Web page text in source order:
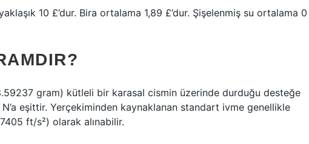
10 £’dur. Bira ortalama 1,89 £’dur. Şişelenmiş su ortalama 0
gram) kütleli bir karasal cismin üzerinde durduğu desteğe
eşittir. Yerçekiminden kaynaklanan standart ivme genellikle
ft/s²) olarak alınabilir.